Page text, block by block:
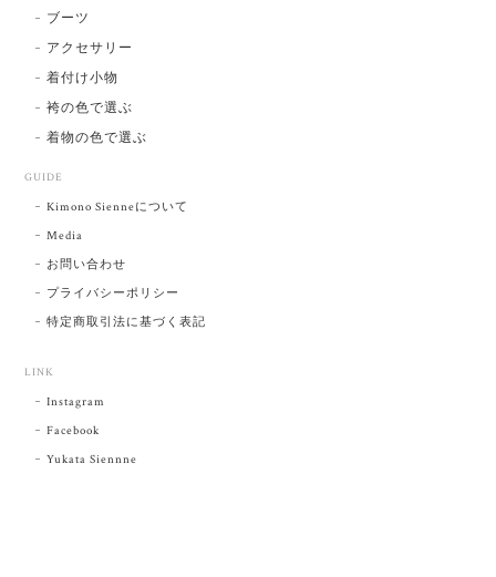
ブーツ
アクセサリー
着付け小物
袴の色で選ぶ
着物の色で選ぶ
GUIDE
Kimono Sienneについて
Media
お問い合わせ
プライバシーポリシー
特定商取引法に基づく表記
LINK
Instagram
Facebook
Yukata Siennne